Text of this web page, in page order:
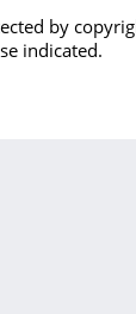
by
indicated.